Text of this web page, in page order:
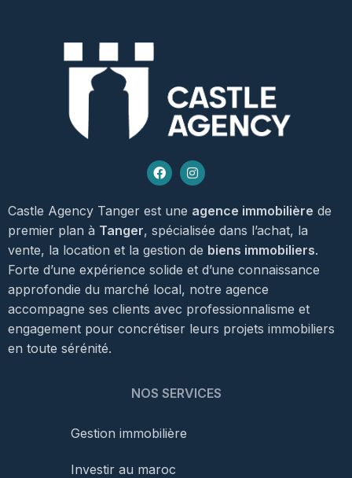
Castle Agency Tanger est une agence immobilière de
premier plan à Tanger, spécialisée dans l’achat, la
vente, la location et la gestion de biens immobiliers.
Forte d’une expérience solide et d’une connaissance
approfondie du marché local, notre agence
accompagne ses clients avec professionnalisme et
engagement pour concrétiser leurs projets immobiliers
en toute sérénité.
NOS SERVICES
Gestion immobilière
Investir au maroc